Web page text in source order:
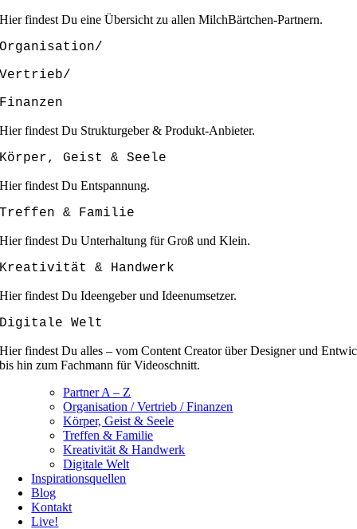
Hier findest Du eine Übersicht zu allen MilchBärtchen-Partnern.
Organisation/
Vertrieb/
Finanzen
Hier findest Du Strukturgeber & Produkt-Anbieter.
Körper, Geist & Seele
Hier findest Du Entspannung.
Treffen & Familie
Hier findest Du Unterhaltung für Groß und Klein.
Kreativität & Handwerk
Hier findest Du Ideengeber und Ideenumsetzer.
Digitale Welt
Hier findest Du alles – vom Content Creator über Designer und
bis hin zum Fachmann für Videoschnitt.
Partner A – Z
Organisation / Vertrieb / Finanzen
Körper, Geist & Seele
Treffen & Familie
Kreativität & Handwerk
Digitale Welt
Inspirationsquellen
Blog
Kontakt
Live!